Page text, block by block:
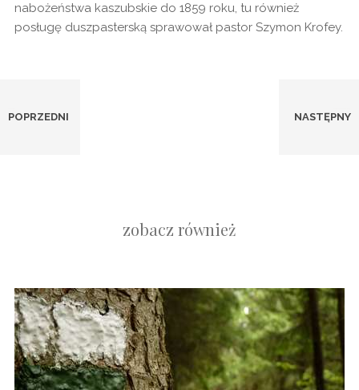
nabożeństwa kaszubskie do 1859 roku, tu również
posługę duszpasterską sprawował pastor Szymon Krofey.
POPRZEDNI NASTĘPNY
zobacz również